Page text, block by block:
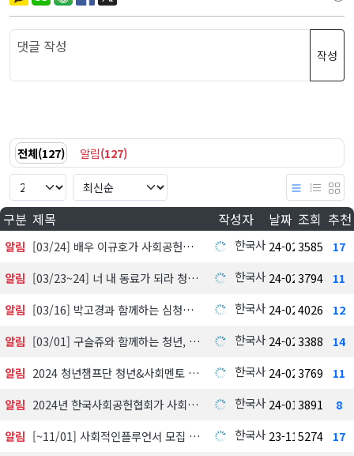
작성
전체(127) 알림(127)
구분 제목 작성자 날짜 조회 추천
알림 [03/24] 배우 이규호가 사회공헌활동가들에게 한끼 쏜다! 한국사회공헌협회
24-02-28
3585
17
알림
[03/23~24] 너 내 동료가 되라 청년챔프단 16기 면접관 한국사회공헌협회
24-02-28
3794
11
알림
[03/16] 박고경과 함께하는 심청이 캠페인 한국사회공헌협회
24-02-28
4026
12
알림
[03/01] 구슬쥬와 함께하는 청년, 학교밖 청소년 멘토가 되다 한국사회공헌협회
24-02-28
3388
14
알림
2024 청년챔프단 청년&사회멘토 최종 명단 한국사회공헌협회
24-02-28
3769
11
알림
2024년 한국사회공헌협회가 사회공헌문화 활성화를 위해 한번 더 도약하겠습니다. 한국사회공헌협회
24-01-03
3891
8
알림
[~11/01] 사회적인플루언서 모집 선발 한국사회공헌협회
23-11-03
5274
17